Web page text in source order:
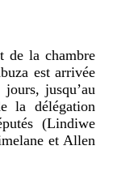
de la chambre
est arrivée
jusqu’au
la délégation
(Lindiwe
et Allen